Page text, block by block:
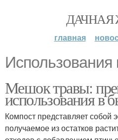
ДАЧНАЯ
главная
Использования
Мешок травы:
использования в
Компост представляет собой
получаемое из остатков